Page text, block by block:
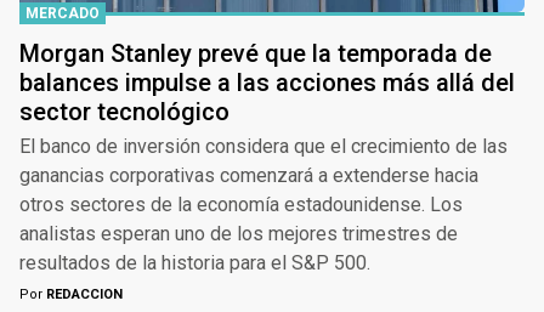
MERCADO
Morgan Stanley prevé que la temporada de
balances impulse a las acciones más allá del
sector tecnológico
El banco de inversión considera que el crecimiento de las
ganancias corporativas comenzará a extenderse hacia
otros sectores de la economía estadounidense. Los
analistas esperan uno de los mejores trimestres de
resultados de la historia para el S&P 500.
Por REDACCION